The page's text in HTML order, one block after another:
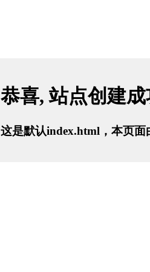
恭喜, 站点创建
这是默认index.html，本页面